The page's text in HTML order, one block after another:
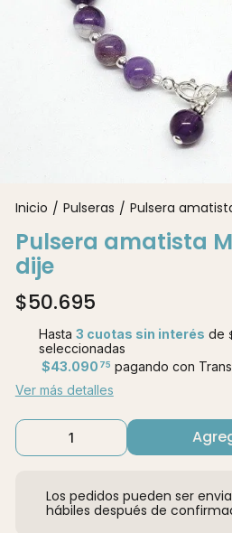
Inicio / Pulseras / Pulsera
Pulsera amatista
dije
$50.695
Hasta 3 cuotas sin interés de
seleccionadas
$43.090 75 pagando con
Ver más detalles
Los pedidos pueden ser
hábiles después de